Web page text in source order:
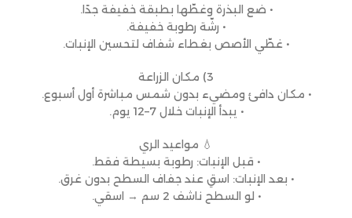
• ضع البذرة وغطّها بطبقة خفيفة جدًا.
• رشّة رطوبة خفيفة.
• غطّي الأصص بغطاء شفاف لتحسين الإنبات.
3) مكان الزراعة
• مكان دافئ ومضيء بدون شمس مباشرة أول أسبوع.
• يبدأ الإنبات خلال 7–12 يوم.
💧 مواعيد الري
• قبل الإنبات: رطوبة بسيطة فقط.
• بعد الإنبات: اسقِ عند جفاف السطح بدون غرق.
• لو السطح ناشف 2 سم → اسقي.